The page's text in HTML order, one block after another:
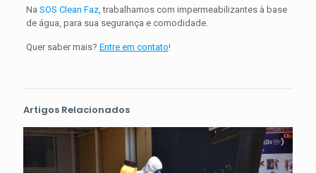
Na SOS Clean Faz, trabalhamos com impermeabilizantes à base
de água, para sua segurança e comodidade.
Quer saber mais? Entre em contato!
Artigos Relacionados